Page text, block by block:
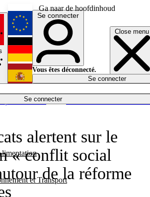
Ga naar de hoofdinhoud
Close menu
Se connecter
et Transport
Économie
English
Deutsch
Español
Se connecter
Vous êtes déconnecté.
Se connecter
alertent sur le
« conflit social
de la réforme